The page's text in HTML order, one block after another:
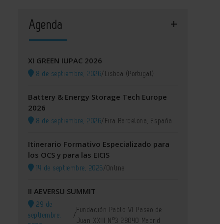
Agenda
XI GREEN IUPAC 2026
8 de septiembre, 2026/Lisboa (Portugal)
Battery & Energy Storage Tech Europe
2026
8 de septiembre, 2026/Fira Barcelona, España
Itinerario Formativo Especializado para
los OCS y para las EICIS
14 de septiembre, 2026/Online
II AEVERSU SUMMIT
29 de
septiembre,
/
Fundación Pablo VI Paseo de
Juan XXIII Nº3 28040 Madrid